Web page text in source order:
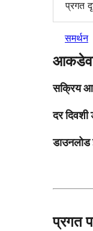
प्रगत
समर्थन
सक्रिय
दर
डाउनलोड
प्रगत